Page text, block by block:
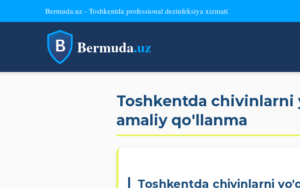
Bermuda.uz - Toshkentda professional dezinfeksiya xizmati
Bermuda.uz
Toshkentda
amaliy qo'llanma
Toshkentda chivinlarni